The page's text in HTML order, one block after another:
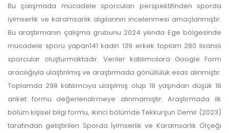
Bu çalışmada mücadele sporcuları perspektifinden sporda
iyimserlik ve karamsarlık algılarının incelenmesi amaçlanmıştır.
Bu araştırmanın çalışma grubunu 2024 yılında Ege bölgesinde
mücadele sporu yapan141 kadın 139 erkek toplam 280 lisanslı
sporcular oluşturmaktadır. Veriler katılımcılara Google Form
aracılığıyla ulaştırılmış ve araştırmada gönüllülük esas alınmıştır.
Toplamda 298 katılımcıya ulaşılmış olup 18 yaşından düşük 18
anket formu değerlendirmeye alınmamıştır. Araştırmada ilk
bölüm kişisel bilgi formu, ikinci bölümde Tekkurşun Demir (2023)
tarafından geliştirilen Sporda İyimserlik ve Karamsarlık Ölçeği